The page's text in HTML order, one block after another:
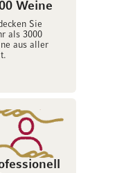
Weine
Sie
als 3000
aus aller